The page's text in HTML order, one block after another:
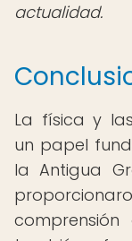
actualidad.
La física y
un papel
la Antigua